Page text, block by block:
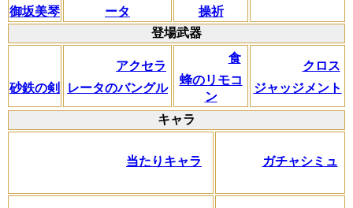
御坂美琴 ータ 操祈
登場武器
砂鉄の剣
アクセラ
レータのバングル
食
蜂のリモコ
ン
クロス
ジャッジメント
キャラ
当たりキャラ ガチャシミュ